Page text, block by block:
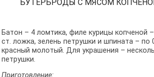
БУТЕРБРОДЫ С МЯСОМ
Батон – 4 ломтика, филе курицы копченой
ст. ложка, зелень петрушки и шпината – по
красный молотый. Для украшения –
петрушки.
Приготовление: